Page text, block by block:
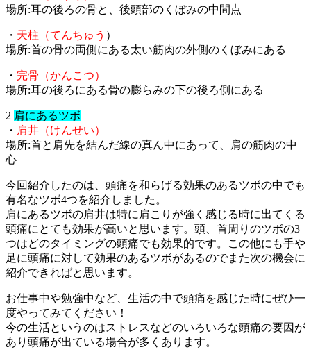
場所:耳の後ろの骨と、後頭部のくぼみの中間点
・ 天柱（てんちゅう ）
場所:首の骨の両側にある太い筋肉の外側のくぼみにある
・ 完骨（かんこつ）
場所:耳の後ろにある骨の膨らみの下の後ろ側にある
2 肩にあるツボ
・ 肩井（けんせい）
場所:首と肩先を結んだ線の真ん中にあって、肩の筋肉の中
心
今回紹介したのは、頭痛を和らげる効果のあるツボの中でも
有名なツボ4つを紹介しました。
肩にあるツボの肩井は特に肩こりが強く感じる時に出てくる
頭痛にとても効果が高いと思います。頭、首周りのツボの3
つはどのタイミングの頭痛でも効果的です。この他にも手や
足に頭痛に対して効果のあるツボがあるのでまた次の機会に
紹介できればと思います。
お仕事中や勉強中など、生活の中で頭痛を感じた時にぜひ一
度やってみてください！
今の生活というのはストレスなどのいろいろな頭痛の要因が
あり頭痛が出ている場合が多くあります。